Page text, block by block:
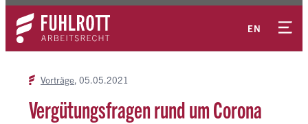
Zum
Inhalt
springen
EN
Kontakt
Vorträge 05.05.2021
Vergütungsfragen rund um Corona